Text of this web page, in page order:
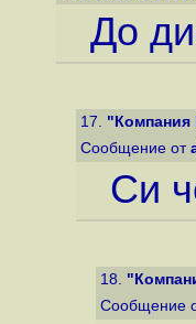
До
17. "Компания
Сообщение от
Си
18.
Сообщение